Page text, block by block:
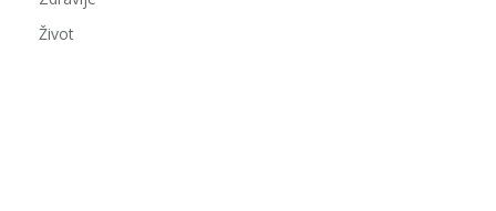
Život